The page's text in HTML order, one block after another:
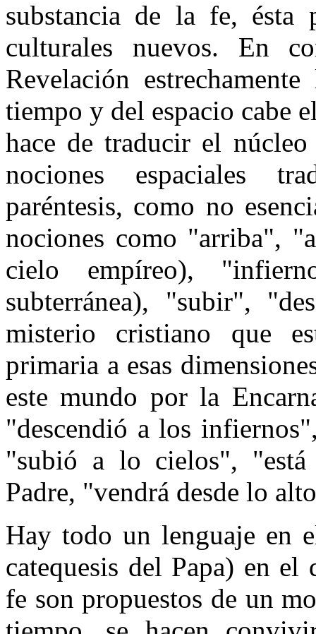
substancia de la fe, ésta
culturales nuevos. En
Revelación
tiempo y del espacio cabe
hace de traducir el
nociones espaciales
paréntesis, como no
nociones como "arriba",
cielo empíreo),
subterránea), "subir",
misterio cristiano que
primaria a esas
este mundo por la
"descendió a los
"subió a lo cielos",
Padre, "vendrá desde lo
Hay todo un lenguaje en
catequesis del Papa) en el
fe son propuestos de un